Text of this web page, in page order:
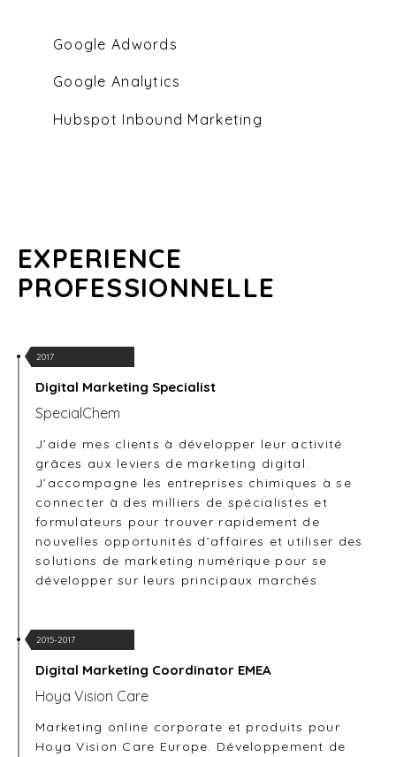
Google Adwords
Google Analytics
Hubspot Inbound Marketing
EXPERIENCE
PROFESSIONNELLE
2017
Digital Marketing Specialist
SpecialChem
J’aide mes clients à développer leur activité
grâces aux leviers de marketing digital.
J’accompagne les entreprises chimiques à se
connecter à des milliers de spécialistes et
formulateurs pour trouver rapidement de
nouvelles opportunités d’affaires et utiliser des
solutions de marketing numérique pour se
développer sur leurs principaux marchés.
2015-2017
Digital Marketing Coordinator EMEA
Hoya Vision Care
Marketing online corporate et produits pour
Hoya Vision Care Europe. Développement de